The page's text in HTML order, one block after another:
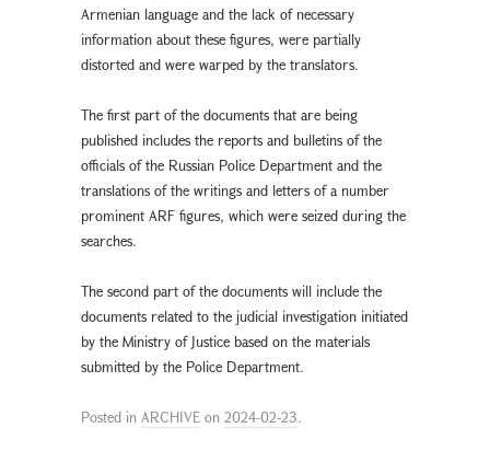
Armenian language and the lack of necessary
information about these figures, were partially
distorted and were warped by the translators.
The first part of the documents that are being
published includes the reports and bulletins of the
officials of the Russian Police Department and the
translations of the writings and letters of a number
prominent ARF figures, which were seized during the
searches.
The second part of the documents will include the
documents related to the judicial investigation initiated
by the Ministry of Justice based on the materials
submitted by the Police Department.
Posted in ARCHIVE on 2024-02-23.